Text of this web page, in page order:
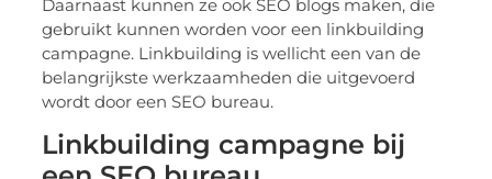
Daarnaast kunnen ze ook SEO blogs maken, die
gebruikt kunnen worden voor een linkbuilding
campagne. Linkbuilding is wellicht een van de
belangrijkste werkzaamheden die uitgevoerd
wordt door een SEO bureau.
Linkbuilding campagne bij